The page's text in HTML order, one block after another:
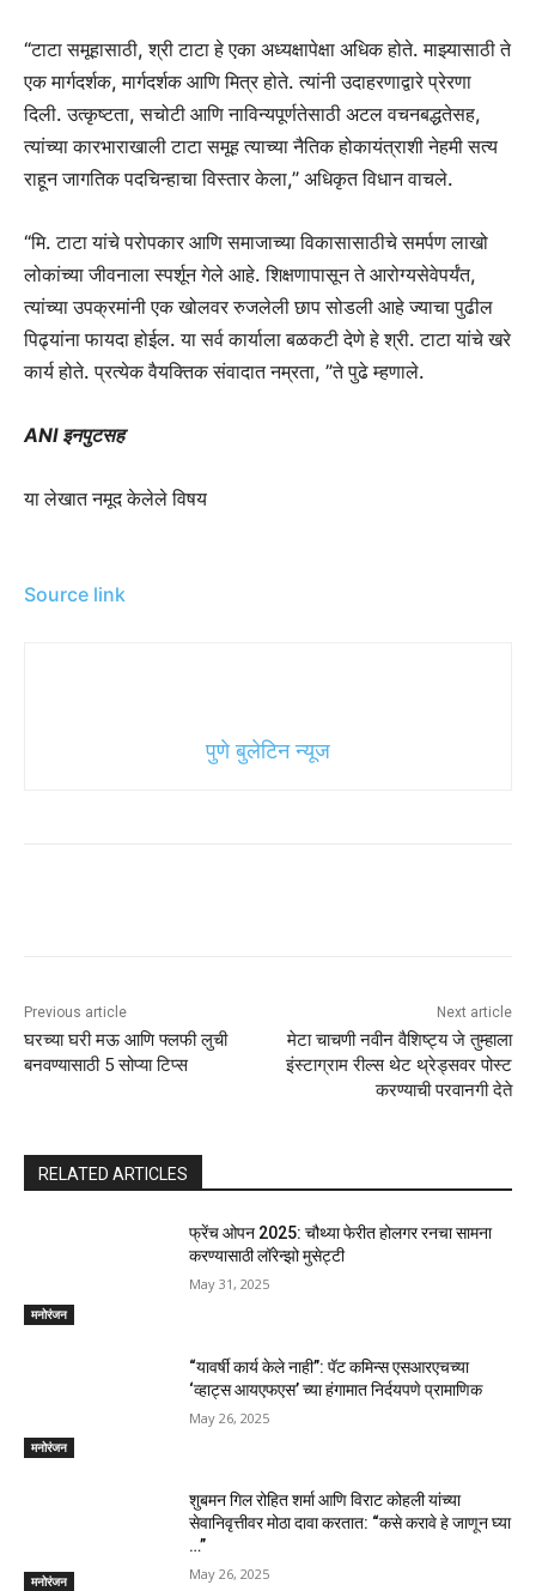
“टाटा समूहासाठी, श्री टाटा हे एका अध्यक्षापेक्षा अधिक होते. माझ्यासाठी ते
एक मार्गदर्शक, मार्गदर्शक आणि मित्र होते. त्यांनी उदाहरणाद्वारे प्रेरणा
दिली. उत्कृष्टता, सचोटी आणि नाविन्यपूर्णतेसाठी अटल वचनबद्धतेसह,
त्यांच्या कारभाराखाली टाटा समूह त्याच्या नैतिक होकायंत्राशी नेहमी सत्य
राहून जागतिक पदचिन्हाचा विस्तार केला,” अधिकृत विधान वाचले.
“मि. टाटा यांचे परोपकार आणि समाजाच्या विकासासाठीचे समर्पण लाखो
लोकांच्या जीवनाला स्पर्शून गेले आहे. शिक्षणापासून ते आरोग्यसेवेपर्यंत,
त्यांच्या उपक्रमांनी एक खोलवर रुजलेली छाप सोडली आहे ज्याचा पुढील
पिढ्यांना फायदा होईल. या सर्व कार्याला बळकटी देणे हे श्री. टाटा यांचे खरे
कार्य होते. प्रत्येक वैयक्तिक संवादात नम्रता, ”ते पुढे म्हणाले.
ANI इनपुटसह
या लेखात नमूद केलेले विषय
Source link
पुणे बुलेटिन न्यूज
Previous article
घरच्या घरी मऊ आणि फ्लफी लुची
बनवण्यासाठी 5 सोप्या टिप्स
Next article
मेटा चाचणी नवीन वैशिष्ट्य जे तुम्हाला
इंस्टाग्राम रील्स थेट थ्रेड्सवर पोस्ट
करण्याची परवानगी देते
RELATED ARTICLES
मनोरंजन
फ्रेंच ओपन 2025: चौथ्या फेरीत होलगर रनचा सामना
करण्यासाठी लॉरेन्झो मुसेट्टी
May 31, 2025
मनोरंजन
“यावर्षी कार्य केले नाही”: पॅट कमिन्स एसआरएचच्या
‘व्हाट्स आयएफएस’ च्या हंगामात निर्दयपणे प्रामाणिक
May 26, 2025
मनोरंजन
शुबमन गिल रोहित शर्मा आणि विराट कोहली यांच्या
सेवानिवृत्तीवर मोठा दावा करतात: “कसे करावे हे जाणून घ्या
…”
May 26, 2025